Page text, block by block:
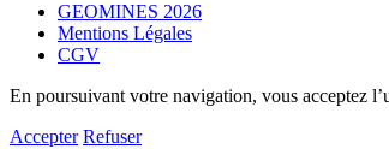
GEOMINES 2026
Mentions Légales
CGV
En poursuivant votre navigation, vous acceptez
Accepter Refuser